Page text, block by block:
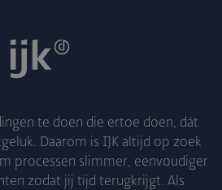
te doen die ertoe doen, dát
Daarom is IJK altijd op zoek
processen slimmer, eenvoudiger
zodat jij tijd terugkrijgt. Als